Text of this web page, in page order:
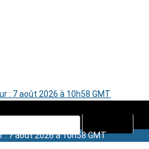
: 7 août 2026 à 10h58 GMT
: 7 août 2026 à 10h58 GMT